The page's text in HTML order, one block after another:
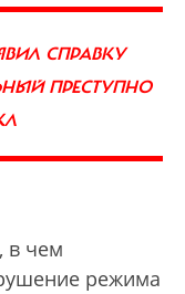
СПРАВКУ
ПРЕСТУПНО
в чем
режима